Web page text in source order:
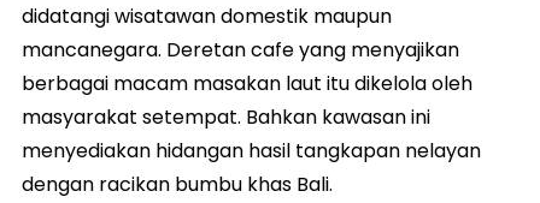
didatangi wisatawan domestik maupun
mancanegara. Deretan cafe yang menyajikan
berbagai macam masakan laut itu dikelola oleh
masyarakat setempat. Bahkan kawasan ini
menyediakan hidangan hasil tangkapan nelayan
dengan racikan bumbu khas Bali.